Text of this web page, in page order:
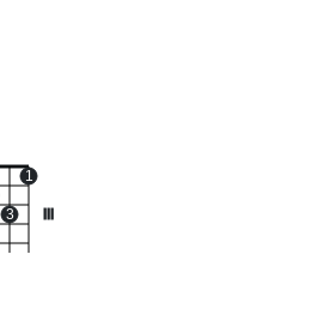
3
1